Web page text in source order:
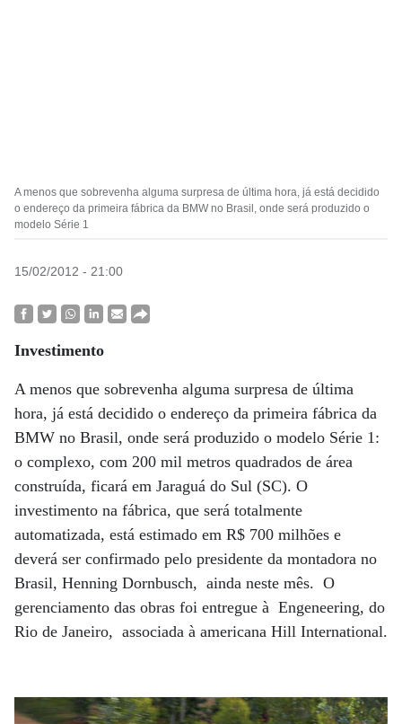
A menos que sobrevenha alguma surpresa de última hora, já está decidido
o endereço da primeira fábrica da BMW no Brasil, onde será produzido o
modelo Série 1
15/02/2012 - 21:00
Investimento
A menos que sobrevenha alguma surpresa de última
hora, já está decidido o endereço da primeira fábrica da
BMW no Brasil, onde será produzido o modelo Série 1:
o complexo, com 200 mil metros quadrados de área
construída, ficará em Jaraguá do Sul (SC). O
investimento na fábrica, que será totalmente
automatizada, está estimado em R$ 700 milhões e
deverá ser confirmado pelo presidente da montadora no
Brasil, Henning Dornbusch, ainda neste mês. O
gerenciamento das obras foi entregue à Engeneering, do
Rio de Janeiro, associada à americana Hill International.